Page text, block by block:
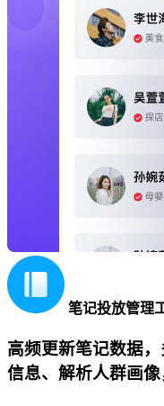
笔记投放管理
高频更新笔记数据
信息、解析人群画像